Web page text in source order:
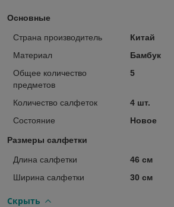
Основные
Страна производитель
Китай
Материал
Бамбук
Общее количество
предметов
5
Количество салфеток
4 шт.
Состояние
Новое
Размеры салфетки
Длина салфетки
46 см
Ширина салфетки
30 см
Скрыть